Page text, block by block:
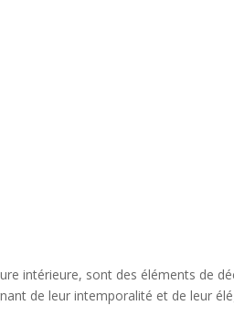
intérieure, sont des éléments de
de leur intemporalité et de leur